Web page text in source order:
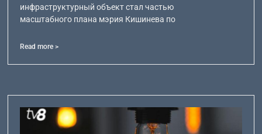
инфраструктурный объект стал частью
масштабного плана мэрия Кишинева по
Read more >